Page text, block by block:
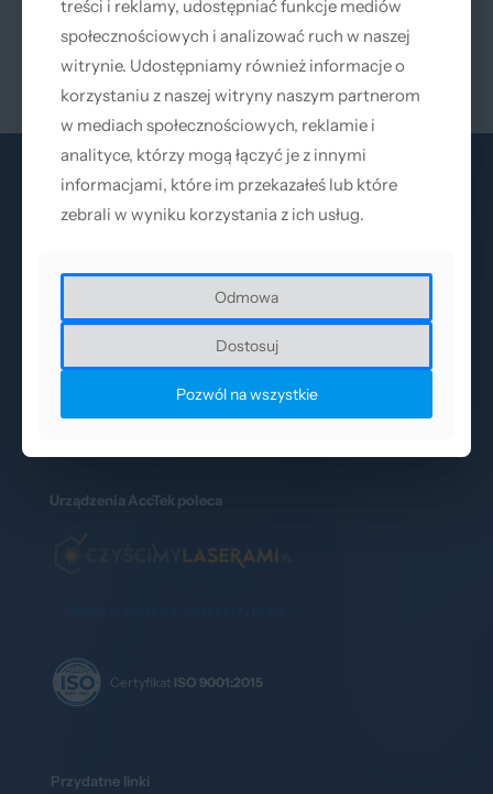
Uchwyt boczny do głowicy
lasera pulsacyjnego
69 Netto | 84,87
Brutto
AccTek Group Polska to autoryzowany przedstawiciel i
producenta urządzeń laserowych oraz obrabiarek CNC.
Urządzenia AccTek poleca
Certyfikat ISO 9001:2015
Przydatne linki
treści i reklamy, udostępniać funkcje mediów
społecznościowych i analizować ruch w naszej
witrynie. Udostępniamy również informacje o
korzystaniu z naszej witryny naszym partnerom
w mediach społecznościowych, reklamie i
analityce, którzy mogą łączyć je z innymi
informacjami, które im przekazałeś lub które
zebrali w wyniku korzystania z ich usług.
Odmowa
Dostosuj
Pozwól na wszystkie
treści i reklamy, udostępniać funkcje mediów
społecznościowych i analizować ruch w naszej
witrynie. Udostępniamy również informacje o
korzystaniu z naszej witryny naszym partnerom
w mediach społecznościowych, reklamie i
analityce, którzy mogą łączyć je z innymi
informacjami, które im przekazałeś lub które
zebrali w wyniku korzystania z ich usług.
Odmowa
Dostosuj
Pozwól na wszystkie